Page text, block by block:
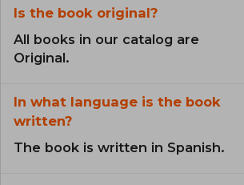
Is the book original?
All books in our catalog are
Original.
In what language is the book
written?
The book is written in Spanish.